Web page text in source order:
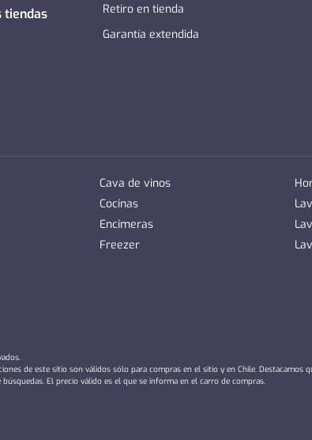
tiendas
Retiro en tienda
Garantía extendida
Cava de vinos
Cocinas
Encimeras
Freezer
de este sitio son válidos sólo para compras en el sitio y en Chile.
El precio válido es el que se informa en el carro de compras.